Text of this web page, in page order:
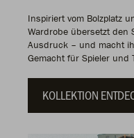
Inspiriert vom Bolzplatz
Wardrobe übersetzt den
Ausdruck – und macht
Gemacht für Spieler und
KOLLEKTION